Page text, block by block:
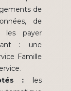
de
de
les payer
: une
Famille
: les